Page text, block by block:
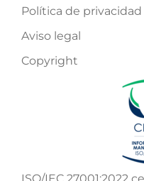
Política de privacidad
Aviso legal
Copyright